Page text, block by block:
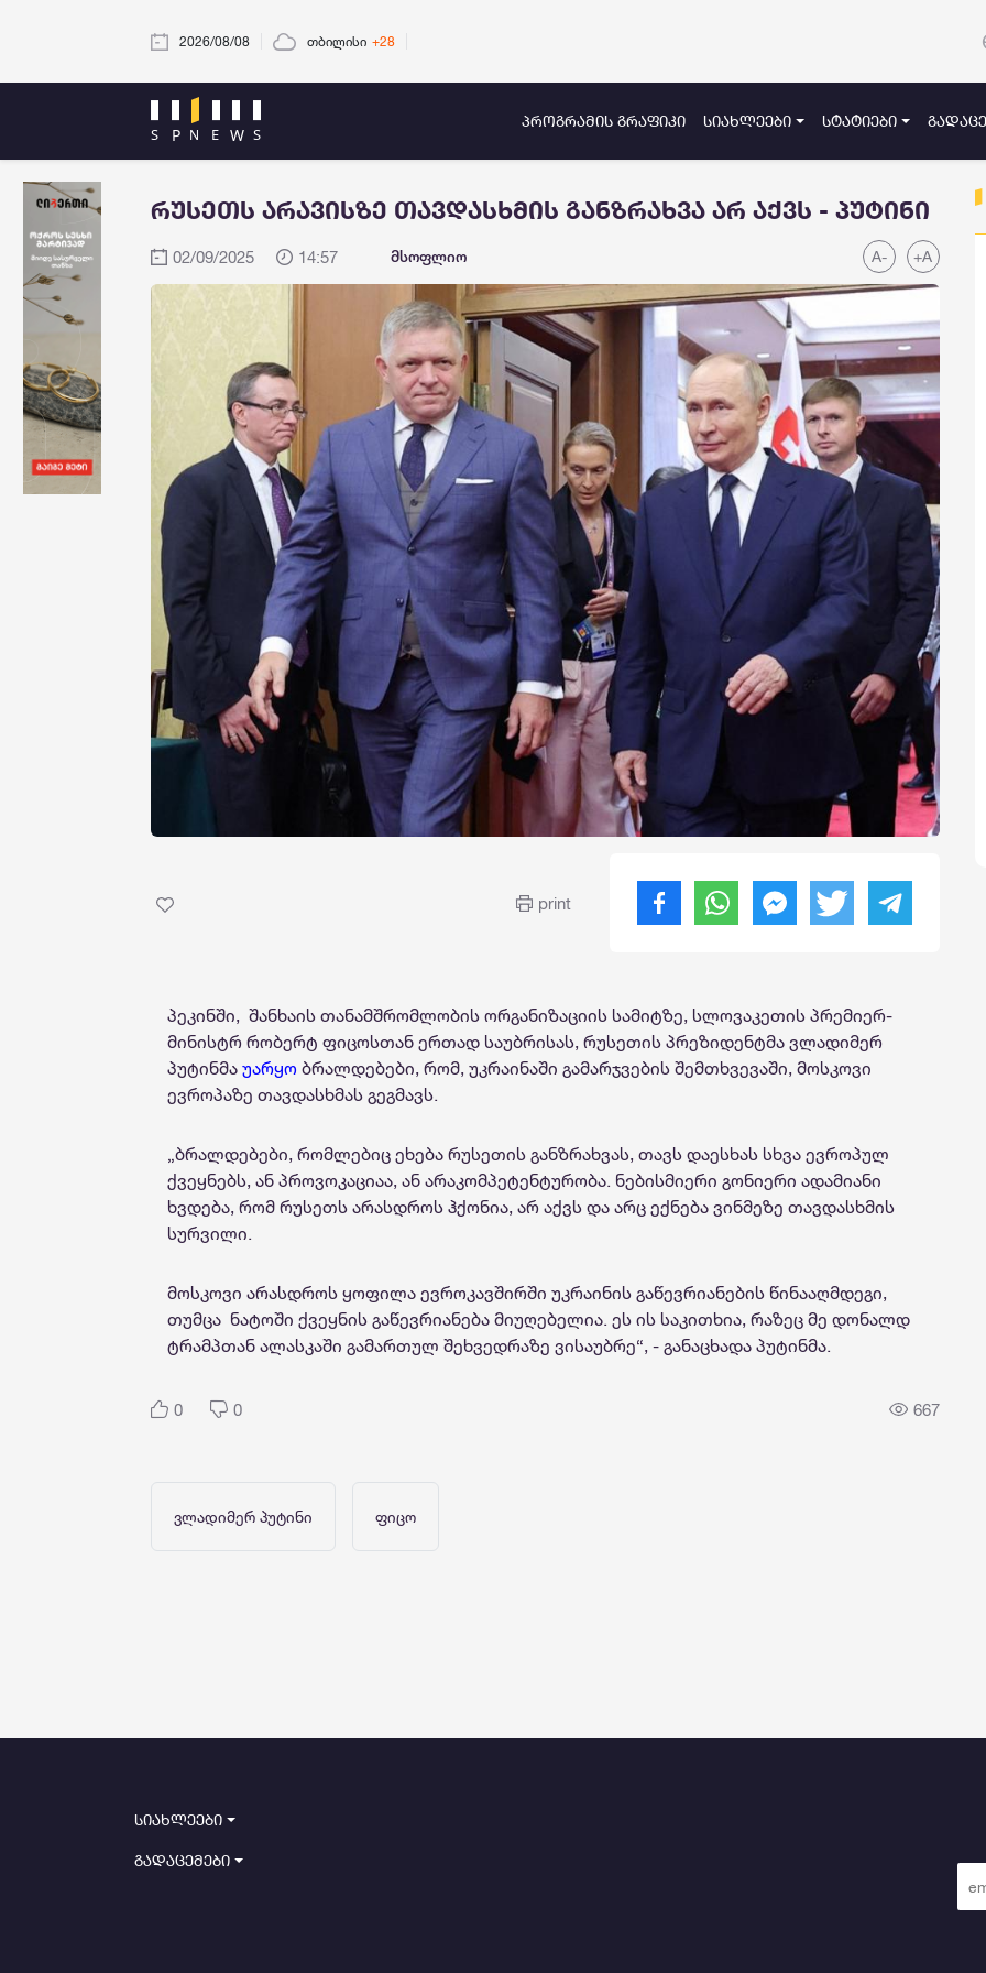
2026/08/08 თბილისი +28
ᲞᲠᲝᲒᲠᲐᲛᲘᲡ ᲒᲠᲐᲤᲘᲙᲘ ᲡᲘᲐᲮᲚᲔᲔᲑᲘ ᲡᲢᲐᲢᲘᲔᲑᲘ
რუსეთს არავისზე თავდასხმის განზრახვა არ აქვს - პუტინი
02/09/2025 14:57 მსოფლიო A- +A
print
პეკინში, შანხაის თანამშრომლობის ორგანიზაციის სამიტზე, სლოვაკეთის პრემიერ-
მინისტრ რობერტ ფიცოსთან ერთად საუბრისას, რუსეთის პრეზიდენტმა ვლადიმერ
პუტინმა უარყო ბრალდებები, რომ, უკრაინაში გამარჯვების შემთხვევაში, მოსკოვი
ევროპაზე თავდასხმას გეგმავს.
„ბრალდებები, რომლებიც ეხება რუსეთის განზრახვას, თავს დაესხას სხვა ევროპულ
ქვეყნებს, ან პროვოკაციაა, ან არაკომპეტენტურობა. ნებისმიერი გონიერი ადამიანი
ხვდება, რომ რუსეთს არასდროს ჰქონია, არ აქვს და არც ექნება ვინმეზე თავდასხმის
სურვილი.
მოსკოვი არასდროს ყოფილა ევროკავშირში უკრაინის გაწევრიანების წინააღმდეგი,
თუმცა ნატოში ქვეყნის გაწევრიანება მიუღებელია. ეს ის საკითხია, რაზეც მე დონალდ
ტრამპთან ალასკაში გამართულ შეხვედრაზე ვისაუბრე“, - განაცხადა პუტინმა.
0 0 667
ვლადიმერ პუტინი ფიცო
სიახლეები
გადაცემები